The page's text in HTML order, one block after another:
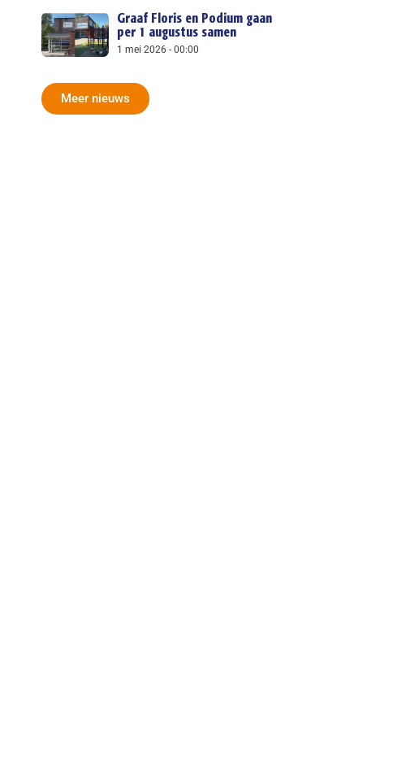
Graaf Floris en Podium gaan
per 1 augustus samen
1 mei 2026 00:00
Meer nieuws